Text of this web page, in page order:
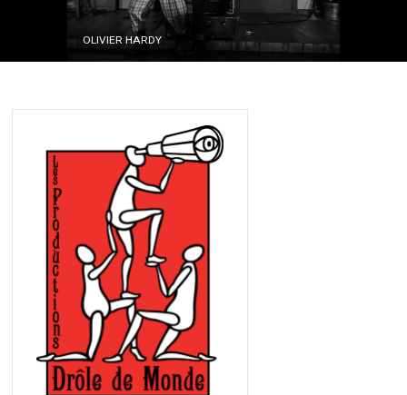
OLIVIER HARDY